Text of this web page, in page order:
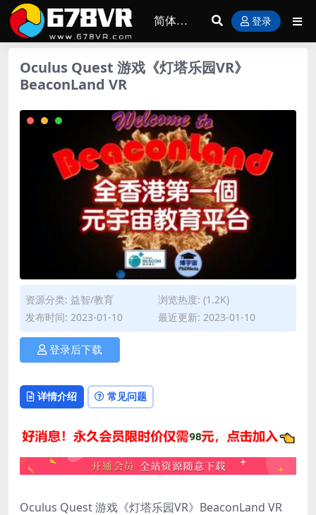
登录
Oculus Quest 游戏《灯塔乐园VR》
BeaconLand VR
资源分类: 益智/教育
浏览热度: (1.2K)
发布时间: 2023-01-10
最近更新: 2023-01-10
登录后下载
详情介绍 常见问题
Oculus Quest 游戏《灯塔乐园VR》BeaconLand VR